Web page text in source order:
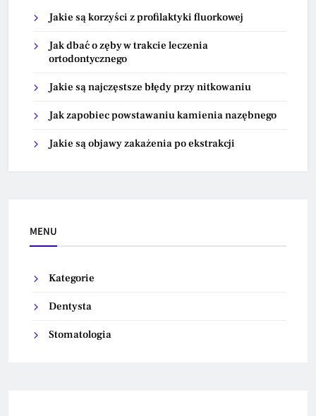
Jakie są korzyści z profilaktyki fluorkowej
Jak dbać o zęby w trakcie leczenia
ortodontycznego
Jakie są najczęstsze błędy przy nitkowaniu
Jak zapobiec powstawaniu kamienia nazębnego
Jakie są objawy zakażenia po ekstrakcji
MENU
Kategorie
Dentysta
Stomatologia